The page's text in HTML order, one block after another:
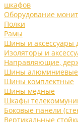
шкафов
Оборудование
Полки
Рамы
Шины и аксессуары
Изоляторы и
Направляющие,
Шины алюминиевые
Шины комплектные
Шины медные
Шкафы
Боковые панели
Вертикальные